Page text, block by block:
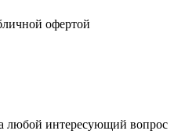
офертой
любой интересующий вопрос